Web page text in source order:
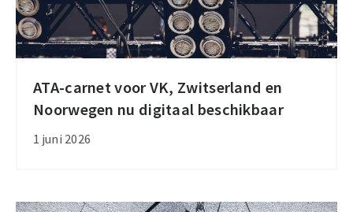
ATA-carnet voor VK, Zwitserland en
Noorwegen nu digitaal beschikbaar
1 juni 2026
ATA-
carnet
voor
en